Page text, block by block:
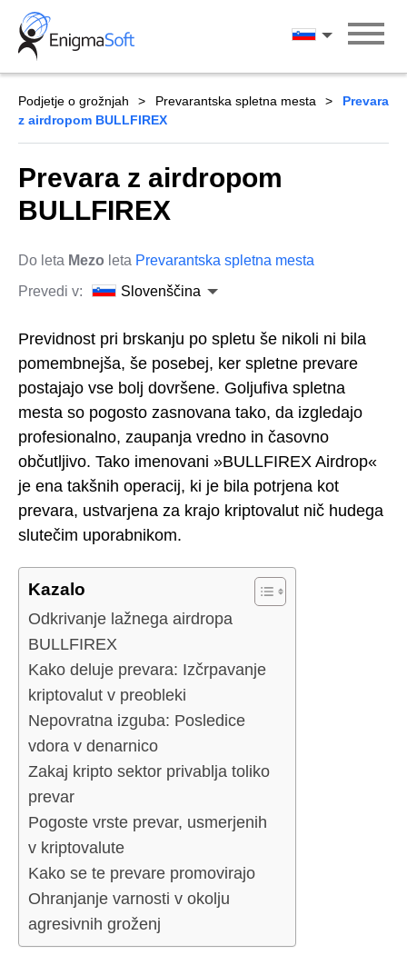
Skip
content
Slovenščina
Podjetje o grožnjah Prevarantska spletna mesta
Prevara
z airdropom BULLFIREX
Prevara z airdropom
BULLFIREX
Do leta Mezo leta Prevarantska spletna mesta
Prevedi v:
Slovenščina
Previdnost pri brskanju po spletu še nikoli ni bila
pomembnejša, še posebej, ker spletne prevare
postajajo vse bolj dovršene. Goljufiva spletna
mesta so pogosto zasnovana tako, da izgledajo
profesionalno, zaupanja vredno in časovno
občutljivo. Tako imenovani »BULLFIREX Airdrop«
je ena takšnih operacij, ki je bila potrjena kot
prevara, ustvarjena za krajo kriptovalut nič hudega
slutečim uporabnikom.
Kazalo
Odkrivanje lažnega airdropa
BULLFIREX
Kako deluje prevara: Izčrpavanje
kriptovalut v preobleki
Nepovratna izguba: Posledice
vdora v denarnico
Zakaj kripto sektor privablja toliko
prevar
Pogoste vrste prevar, usmerjenih
v kriptovalute
Kako se te prevare promovirajo
Ohranjanje varnosti v okolju
agresivnih groženj